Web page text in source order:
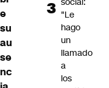
e
su
au
se
nc
"Le
hago
un
llamado
a
los